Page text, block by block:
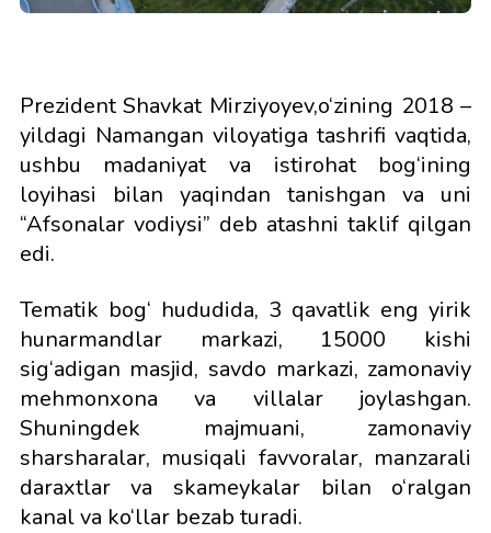
Prezident Shavkat Mirziyoyev,o‘zining 2018 –
yildagi Namangan viloyatiga tashrifi vaqtida,
ushbu madaniyat va istirohat bog‘ining
loyihasi bilan yaqindan tanishgan va uni
“Afsonalar vodiysi” deb atashni taklif qilgan
edi.
Tematik bog‘ hududida, 3 qavatlik eng yirik
hunarmandlar markazi, 15000 kishi
sig‘adigan masjid, savdo markazi, zamonaviy
mehmonxona va villalar joylashgan.
Shuningdek majmuani, zamonaviy
sharsharalar, musiqali favvoralar, manzarali
daraxtlar va skameykalar bilan o‘ralgan
kanal va ko‘llar bezab turadi.